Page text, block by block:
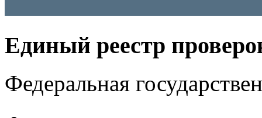
Единый реестр
Федеральная